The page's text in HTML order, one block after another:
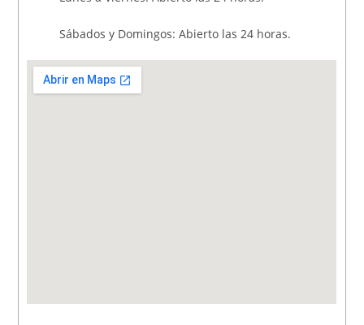
Sábados y Domingos: Abierto las 24 horas.